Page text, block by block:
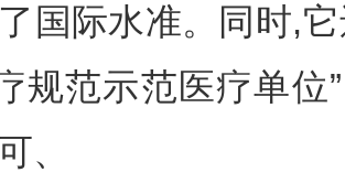
国际水准。同时,
规范示范医疗单
、